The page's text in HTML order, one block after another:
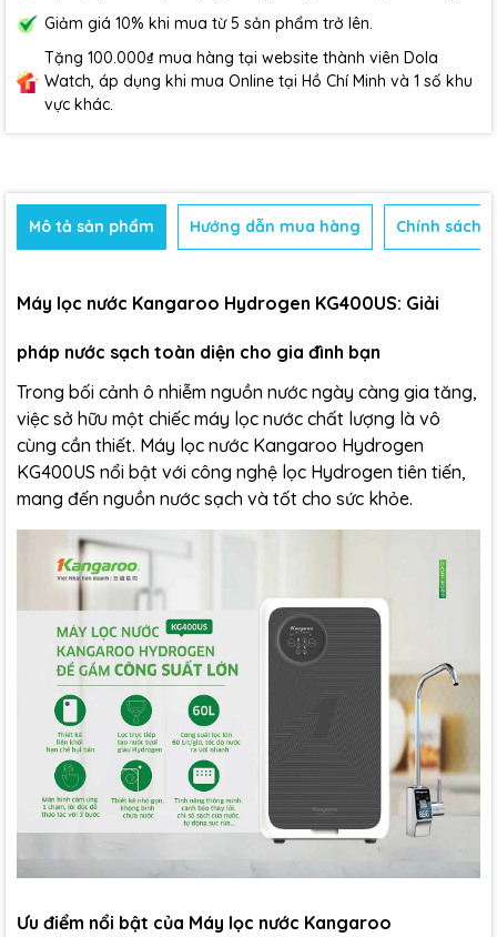
Giảm giá 10% khi mua từ 5 sản phẩm trở lên.
Tặng 100.000₫ mua hàng tại website thành viên Dola
Watch, áp dụng khi mua Online tại Hồ Chí Minh và 1 số khu
vực khác.
Mô tả sản phẩm Hướng dẫn mua hàng Chính sách
Máy lọc nước Kangaroo Hydrogen KG400US: Giải
pháp nước sạch toàn diện cho gia đình bạn
Trong bối cảnh ô nhiễm nguồn nước ngày càng gia tăng,
việc sở hữu một chiếc máy lọc nước chất lượng là vô
cùng cần thiết. Máy lọc nước Kangaroo Hydrogen
KG400US nổi bật với công nghệ lọc Hydrogen tiên tiến,
mang đến nguồn nước sạch và tốt cho sức khỏe.
Ưu điểm nổi bật của Máy lọc nước Kangaroo